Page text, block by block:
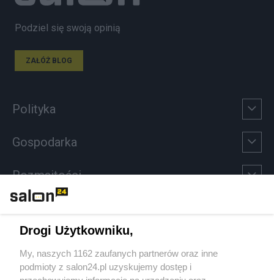
Podziel się swoją opinią
ZAŁÓŻ BLOG
Polityka
Gospodarka
Rozmaitości
Sport
Społeczeństwo
Drogi Użytkowniku,
My, naszych 1162 zaufanych partnerów oraz inne
podmioty z salon24.pl uzyskujemy dostęp i